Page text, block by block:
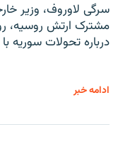
سرگی لاوروف، وزیر
مشترک ارتش روسیه،
درباره تحولات سوریه
ادامه خبر